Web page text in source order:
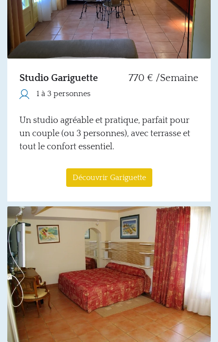
Studio Gariguette 770 € /Semaine
1 à 3 personnes
Un studio agréable et pratique, parfait pour
un couple (ou 3 personnes), avec terrasse et
tout le confort essentiel.
Découvrir Gariguette